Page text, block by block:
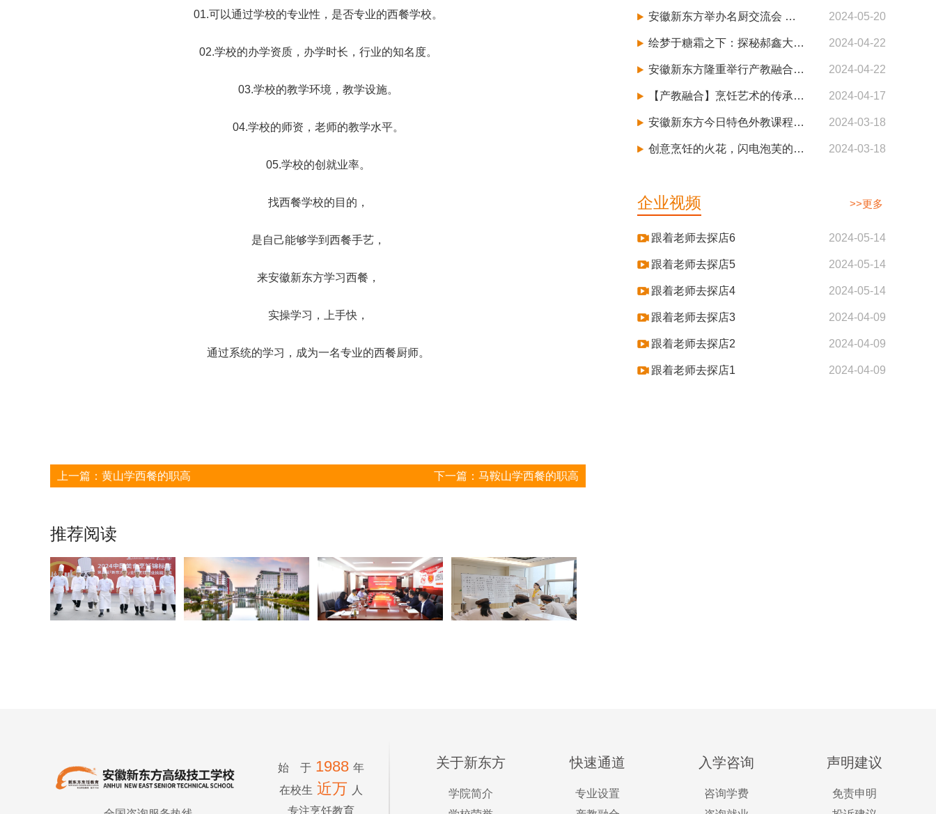
01.可以通过学校的专业性，是否专业的西餐学校。
02.学校的办学资质，办学时长，行业的知名度。
03.学校的教学环境，教学设施。
04.学校的师资，老师的教学水平。
05.学校的创就业率。
找西餐学校的目的，
是自己能够学到西餐手艺，
来安徽新东方学习西餐，
实操学习，上手快，
通过系统的学习，成为一名专业的西餐厨师。
上一篇： 黄山学西餐的职高 下一篇： 马鞍山学西餐的职高
推荐阅读
安徽新东方举办名厨交流会 强化产教融合 助力教育创新 2024-05-20
绘梦于糖霜之下：探秘郝鑫大师的西点艺术世界 2024-04-22
安徽新东方隆重举行产教融合基地揭牌暨百企老师进校园启动仪式 2024-04-22
【产教融合】烹饪艺术的传承与创新 2024-04-17
安徽新东方今日特色外教课程——Modern Black Forest黑森林与塔丁苹果塔 2024-03-18
创意烹饪的火花，闪电泡芙的魅力 —— 安徽新东方外教专场 2024-03-18
企业视频 >>更多
跟着老师去探店6 2024-05-14
跟着老师去探店5 2024-05-14
跟着老师去探店4 2024-05-14
跟着老师去探店3 2024-04-09
跟着老师去探店2 2024-04-09
跟着老师去探店1 2024-04-09
始 于 1988 年
在校生 近万
人
专注烹饪教育
关于新东方
学院简介
快速通道
专业设置
入学咨询
咨询学费
声明建议
免责申明